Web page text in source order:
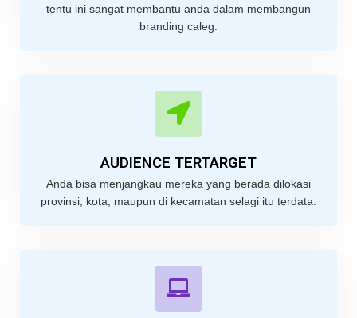
tentu ini sangat membantu anda dalam membangun
branding caleg.
AUDIENCE TERTARGET
Anda bisa menjangkau mereka yang berada dilokasi
provinsi, kota, maupun di kecamatan selagi itu terdata.